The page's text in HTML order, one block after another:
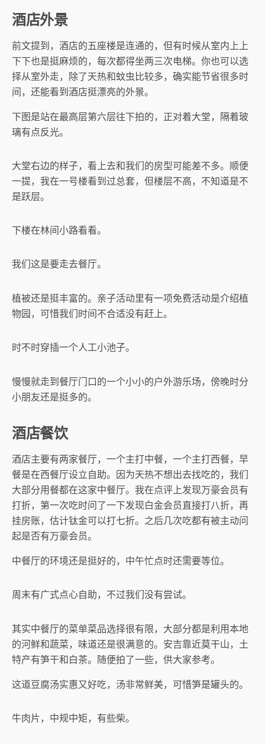
酒店外景
前文提到，酒店的五座楼是连通的，但有时候从室内上上
下下也是挺麻烦的，每次都得坐两三次电梯。你也可以选
择从室外走，除了天热和蚊虫比较多，确实能节省很多时
间，还能看到酒店挺漂亮的外景。
下图是站在最高层第六层往下拍的，正对着大堂，隔着玻
璃有点反光。
大堂右边的样子，看上去和我们的房型可能差不多。顺便
一提，我在一号楼看到过总套，但楼层不高，不知道是不
是跃层。
下楼在林间小路看看。
我们这是要走去餐厅。
植被还是挺丰富的。亲子活动里有一项免费活动是介绍植
物园，可惜我们时间不合适没有赶上。
时不时穿插一个人工小池子。
慢慢就走到餐厅门口的一个小小的户外游乐场，傍晚时分
小朋友还是挺多的。
酒店餐饮
酒店主要有两家餐厅，一个主打中餐，一个主打西餐，早
餐是在西餐厅设立自助。因为天热不想出去找吃的，我们
大部分用餐都在这家中餐厅。我在点评上发现万豪会员有
打折，第一次吃时问了一下发现白金会员直接打八折，再
挂房账，估计钛金可以打七折。之后几次吃都有被主动问
起是否有万豪会员。
中餐厅的环境还是挺好的，中午忙点时还需要等位。
周末有广式点心自助，不过我们没有尝试。
其实中餐厅的菜单菜品选择很有限，大部分都是利用本地
的河鲜和蔬菜，味道还是很满意的。安吉靠近莫干山，土
特产有笋干和白茶。随便拍了一些，供大家参考。
这道豆腐汤实惠又好吃，汤非常鲜美，可惜笋是罐头的。
牛肉片，中规中矩，有些柴。